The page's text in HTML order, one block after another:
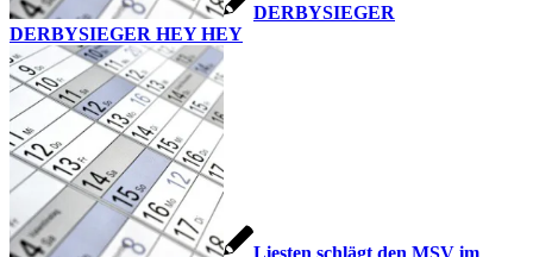
DERBYSIEGER
DERBYSIEGER HEY HEY
Liesten schlägt den MSV im